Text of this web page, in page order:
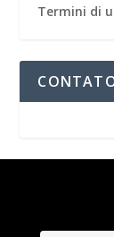
Termini di